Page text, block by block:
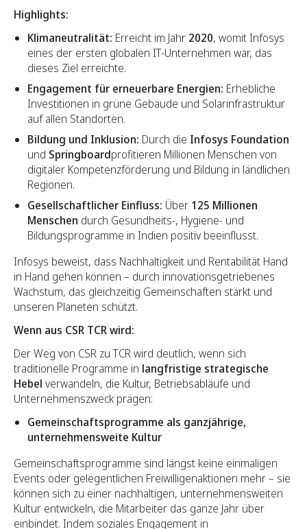
Highlights:
Klimaneutralität: Erreicht im Jahr 2020, womit Infosys
eines der ersten globalen IT-Unternehmen war, das
dieses Ziel erreichte.
Engagement für erneuerbare Energien: Erhebliche
Investitionen in grüne Gebäude und Solarinfrastruktur
auf allen Standorten.
Bildung und Inklusion: Durch die Infosys Foundation
und Springboardprofitieren Millionen Menschen von
digitaler Kompetenzförderung und Bildung in ländlichen
Regionen.
Gesellschaftlicher Einfluss: Über 125 Millionen
Menschen durch Gesundheits-, Hygiene- und
Bildungsprogramme in Indien positiv beeinflusst.
Infosys beweist, dass Nachhaltigkeit und Rentabilität Hand
in Hand gehen können – durch innovationsgetriebenes
Wachstum, das gleichzeitig Gemeinschaften stärkt und
unseren Planeten schützt.
Wenn aus CSR TCR wird:
Der Weg von CSR zu TCR wird deutlich, wenn sich
traditionelle Programme in langfristige strategische
Hebel verwandeln, die Kultur, Betriebsabläufe und
Unternehmenszweck prägen:
Gemeinschaftsprogramme als ganzjährige,
unternehmensweite Kultur
Gemeinschaftsprogramme sind längst keine einmaligen
Events oder gelegentlichen Freiwilligenaktionen mehr – sie
können sich zu einer nachhaltigen, unternehmensweiten
Kultur entwickeln, die Mitarbeiter das ganze Jahr über
einbindet. Indem soziales Engagement in